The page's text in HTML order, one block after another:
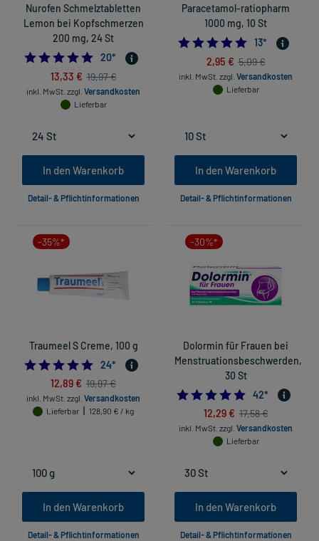
Nurofen Schmelztabletten
Lemon bei Kopfschmerzen
200 mg, 24 St
5.0
20*
13,33 € 19,97 €
inkl. MwSt. zzgl. Versandkosten
Lieferbar
In den Warenkorb
Detail- & Pflichtinformationen
Paracetamol-ratiopharm
1000 mg, 10 St
5.0
13*
2,95 € 5,09 €
inkl. MwSt. zzgl. Versandkosten
Lieferbar
In den Warenkorb
Detail- & Pflichtinformationen
-35%*
Traumeel S Creme, 100 g
4.875
24*
12,89 € 19,97 €
inkl. MwSt. zzgl. Versandkosten
Lieferbar
128,90 € / kg
In den Warenkorb
Detail- & Pflichtinformationen
-30%*
Dolormin für Frauen bei
Menstruationsbeschwerden,
30 St
5.0
42*
12,29 € 17,58 €
inkl. MwSt. zzgl. Versandkosten
Lieferbar
In den Warenkorb
Detail- & Pflichtinformationen